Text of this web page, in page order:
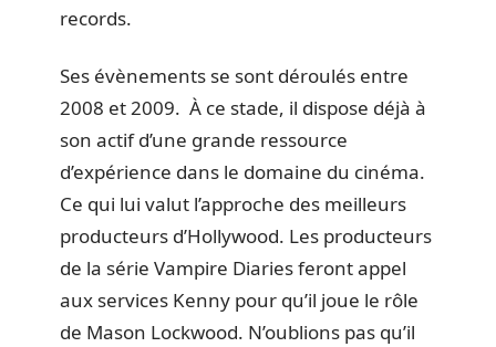
records.
Ses évènements se sont déroulés entre
2008 et 2009. À ce stade, il dispose déjà à
son actif d’une grande ressource
d’expérience dans le domaine du cinéma.
Ce qui lui valut l’approche des meilleurs
producteurs d’Hollywood. Les producteurs
de la série Vampire Diaries feront appel
aux services Kenny pour qu’il joue le rôle
de Mason Lockwood. N’oublions pas qu’il